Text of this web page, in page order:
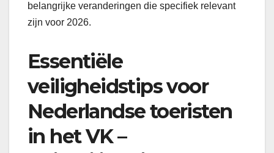
belangrijke veranderingen die specifiek relevant
zijn voor 2026.
Essentiële
veiligheidstips voor
Nederlandse toeristen
in het VK –